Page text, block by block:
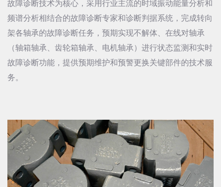
故障诊断技术为核心，采用行业主流的时域振动能量分析和
频谱分析相结合的故障诊断专家和诊断判据系统，完成转向
架各轴承的故障诊断任务，预期实现不解体、在线对轴承
（轴箱轴承、齿轮箱轴承、电机轴承）进行状态监测和实时
故障诊断功能，提供预期维护和预警更换关键部件的技术服
务。